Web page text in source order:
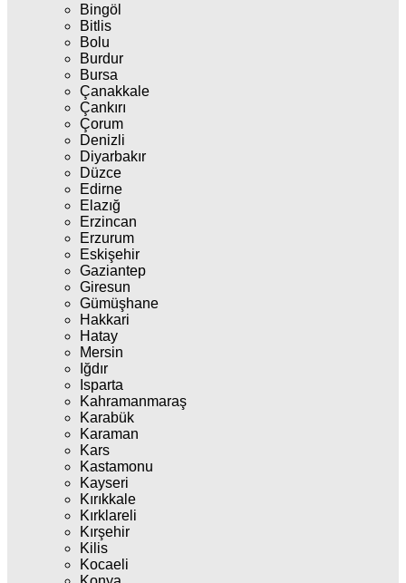
Bingöl
Bitlis
Bolu
Burdur
Bursa
Çanakkale
Çankırı
Çorum
Denizli
Diyarbakır
Düzce
Edirne
Elazığ
Erzincan
Erzurum
Eskişehir
Gaziantep
Giresun
Gümüşhane
Hakkari
Hatay
Mersin
Iğdır
Isparta
Kahramanmaraş
Karabük
Karaman
Kars
Kastamonu
Kayseri
Kırıkkale
Kırklareli
Kırşehir
Kilis
Kocaeli